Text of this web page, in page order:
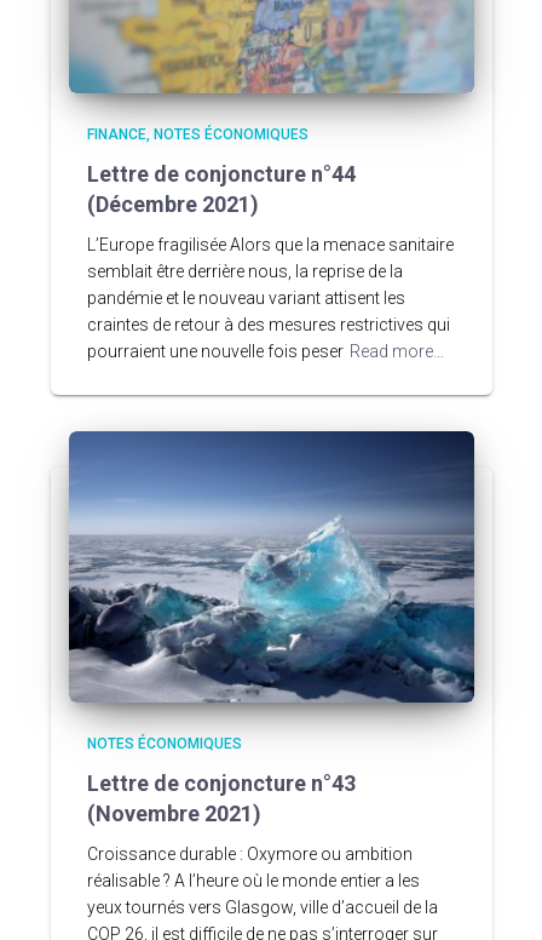
FINANCE NOTES ÉCONOMIQUES
Lettre de conjoncture n°44
(Décembre 2021)
L’Europe fragilisée Alors que la menace sanitaire
semblait être derrière nous, la reprise de la
pandémie et le nouveau variant attisent les
craintes de retour à des mesures restrictives qui
pourraient une nouvelle fois peser Read more…
NOTES ÉCONOMIQUES
Lettre de conjoncture n°43
(Novembre 2021)
Croissance durable : Oxymore ou ambition
réalisable ? A l’heure où le monde entier a les
yeux tournés vers Glasgow, ville d’accueil de la
COP 26, il est difficile de ne pas s’interroger sur